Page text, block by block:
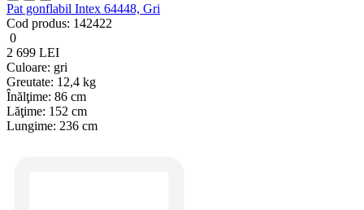
Pat gonflabil Intex 64448, Gri
Cod produs: 142422
0
2 699 LEI
Culoare: gri
Greutate: 12,4 kg
Înălţime: 86 cm
Lăţime: 152 cm
Lungime: 236 cm